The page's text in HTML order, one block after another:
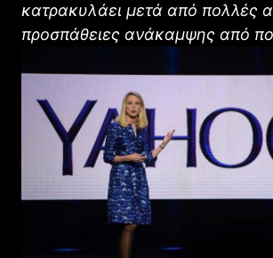
κατρακυλάει μετά από πολλές
προσπάθειες ανάκαμψης από